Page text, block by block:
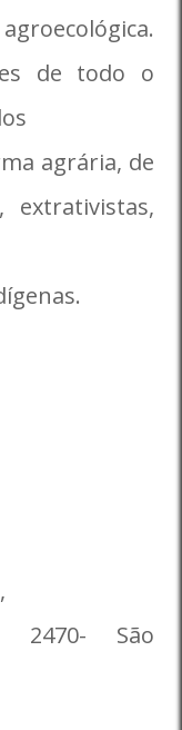
de todo o
agrária, de
extrativistas,
2470- São